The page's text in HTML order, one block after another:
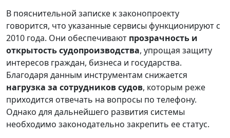
В пояснительной записке к законопроекту
говорится, что указанные сервисы функционируют с
2010 года. Они обеспечивают прозрачность и
открытость судопроизводства, упрощая защиту
интересов граждан, бизнеса и государства.
Благодаря данным инструментам снижается
нагрузка за сотрудников судов, которым реже
приходится отвечать на вопросы по телефону.
Однако для дальнейшего развития системы
необходимо законодательно закрепить ее статус.